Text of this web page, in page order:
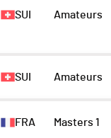
SUI Amateurs
SUI Amateurs
FRA Masters 1